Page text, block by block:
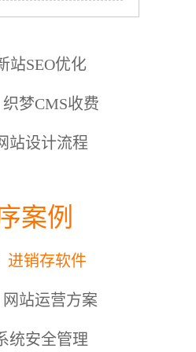
站SEO优化
织梦CMS收费
站设计流程
案例
进销存软件
网站运营方案
统安全管理